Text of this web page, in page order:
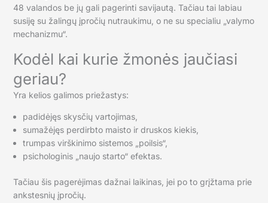
48 valandos be jų gali pagerinti savijautą. Tačiau tai labiau
susiję su žalingų įpročių nutraukimu, o ne su specialiu „valymo
mechanizmu“.
Kodėl kai kurie žmonės jaučiasi
geriau?
Yra kelios galimos priežastys:
padidėjęs skysčių vartojimas,
sumažėjęs perdirbto maisto ir druskos kiekis,
trumpas virškinimo sistemos „poilsis“,
psichologinis „naujo starto“ efektas.
Tačiau šis pagerėjimas dažnai laikinas, jei po to grįžtama prie
ankstesnių įpročių.